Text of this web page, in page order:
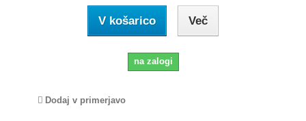
V košarico Več
na zalogi
Dodaj v primerjavo